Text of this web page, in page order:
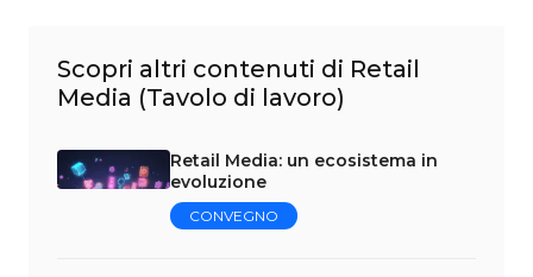
Scopri altri contenuti di Retail
Media (Tavolo di lavoro)
Retail Media: un ecosistema in
evoluzione
CONVEGNO